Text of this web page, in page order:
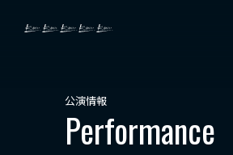
公演情報
Performance